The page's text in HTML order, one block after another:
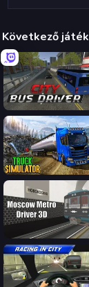
Következő játék
City Bus Driver